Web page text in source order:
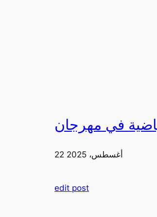
22 أغسطس، 2025
edit post